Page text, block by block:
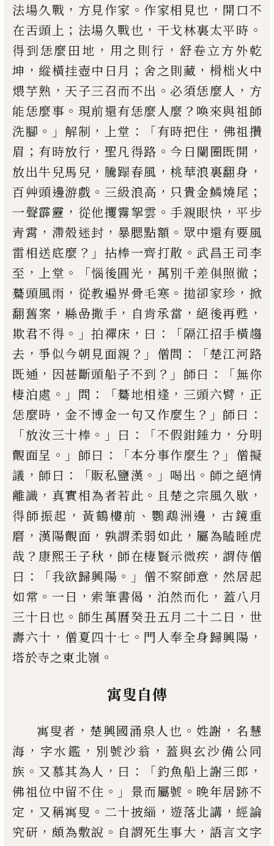
法場久戰 ， 方 見作家 。 作家相見也 ， 開口不
在舌頭上 ； 法場久戰也 ， 干戈林裏太平時 。
得到恁麼田地 ， 用之則行 ， 舒卷立方外乾
坤 ， 縱橫挂壺中日月 ； 舍之則藏 ， 榾柮火中
煨芋熟 ， 天子三召而不出 。 必須恁麼人 ， 方
能恁麼事 。 現前還有恁麼人麼 ？ 喚來與祖師
洗腳 。」 解制 ， 上堂 ：「有時把住 ， 佛祖攢
眉 ； 有時放行 ， 聖凡得路 。 今日闌圈既開 ，
放出牛兒馬兒 ， 騰蹋春風 ， 桃華浪裏翻身 ，
百艸頭邊游戲 。 三級浪高 ， 只貴金鱗燒尾 ；
一聲霹靂 ， 從他攫霧挐雲 。 手親眼快 ，平步
青霄 ， 滯殼迷封 ， 暴腮點額 。 眾中還有要風
雷相送底麼 ？」 拈棒一齊打散 。 武昌王司李
至 ， 上堂 。「惱後圓光 ， 萬別千差俱照徹 ；
驀頭風雨 ， 從教遍界骨毛寒 。 拋卻家珍 ， 掀
翻舊案 ， 縣嵒撒手 ， 自肯承當 ，絕後再甦 ，
欺君不得 。」拍禪床 ， 曰 ：「隔江招手橫趨
去 ，爭似今朝見面親 ？」 僧問 ：「楚江河路
既通 ， 因甚斷頭船子不到 ？」 師曰 ：「無你
棲泊處 。」 問 ：「驀地相逢 ， 三頭六臂 ， 正
恁麼時 ， 金不博金一句又作麼生 ？」 師曰 ：
「放汝三十棒 。」 曰 ：「不假鉗錘力 ， 分明
覿面呈 。」 師曰 ：「本分事作麼生 ？」 僧擬
議 ， 師曰 ：「販私鹽漢 。」 喝出 。 師之絕情
離識 ， 真實相為者若此 。 且楚之宗風久歇 ，
得師振起 ， 黃鶴樓前 、 鸚鵡洲邊 ， 古鏡重
磨 ， 漢陽覿面 ， 孰謂柔弱如此 ， 屬為瞌睡虎
哉 ？ 康熙壬子秋 ， 師在棲賢示微疾 ，謂侍僧
曰 ：「我欲歸興陽 。」 僧不察師意 ， 然居起
如常 。 一日 ，索筆書偈 ， 泊然而化 ， 蓋八月
三十日也 。 師生萬曆癸丑五月二十二日 ， 世
壽六十 ， 僧夏四十七 。 門人奉全身歸興陽 ，
塔於寺之東北嶺 。
寓叟自傳
寓叟者 ， 楚興國涌泉人也 。 姓謝 ， 名慧
海 ， 字水鑑 ， 別號沙翁 ， 蓋與玄沙備公同
族 。 又慕其為人 ， 曰 ：「釣魚船上謝三郎 ，
佛祖位中留不住 。」 景而屬號 。 晚年居跡不
定 ， 又稱寓叟 。 二十披緇 ， 遊落北講 ， 經論
究研 ， 頗為敷說 。 自謂死生事大 ， 語言文字